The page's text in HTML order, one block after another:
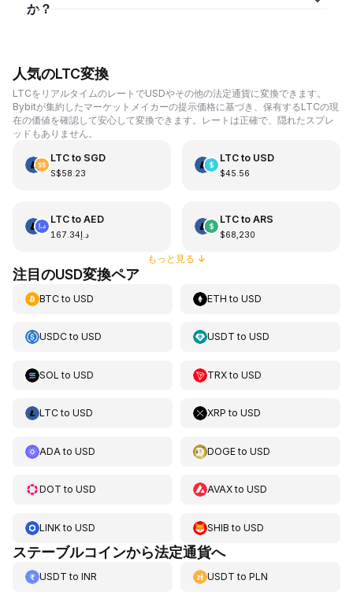
か？
人気のLTC変換
LTCをリアルタイムのレートでUSDやその他の法定通貨に変換できます。
Bybitが集約したマーケットメイカーの提示価格に基づき、保有するLTCの現
在の価値を確認して安心して変換できます。レートは正確で、隠れたスプレ
ッドもありません。
LTCto SGD
S$58.23
LTCto USD
$45.56
LTCto AED
د.إ167.34
LTCto ARS
$68,230
もっと見る ↓
注目のUSD変換ペア
BTCto USD ETH toUSD
USDCto USD USDT toUSD
SOL to USD TRXtoUSD
LTCto USD XRP toUSD
ADA to USD DOGEtoUSD
DOT to USD AVAXtoUSD
LINKto USD SHIB toUSD
ステーブルコインから法定通貨へ
USDT to INR USDT toPLN